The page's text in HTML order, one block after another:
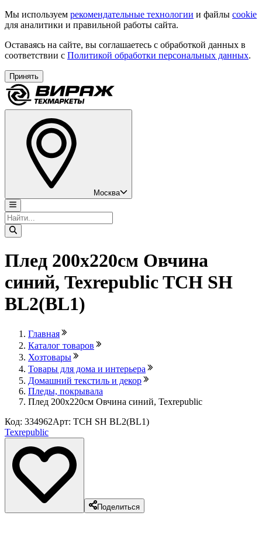
Мы используем рекомендательные технологии и файлы cookie
для аналитики и правильной работы сайта.
Оставаясь на сайте, вы соглашаетесь с обработкой данных в
соответствии с Политикой обработки персональных данных.
Принять
Москва
Плед 200х220см Овчина
синий, Texrepublic TCH SH
BL2(BL1)
Главная
Каталог товаров
Хозтовары
Товары для дома и интерьера
Домашний текстиль и декор
Пледы, покрывала
Плед 200х220см Овчина синий, Texrepublic
Код: 334962Арт: TCH SH BL2(BL1)
Texrepublic
Поделиться